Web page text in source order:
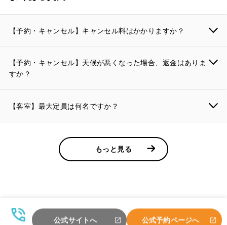
【予約・キャンセル】キャンセル料はかかりますか？
【予約・キャンセル】天候が悪くなった場合、返金はありま
すか？
【客室】最大定員は何名ですか？
もっと見る
公式サイトへ 公式予約ページへ